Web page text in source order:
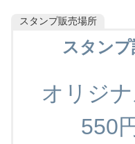
スタンプ販売場所
スタン
オリジ
550